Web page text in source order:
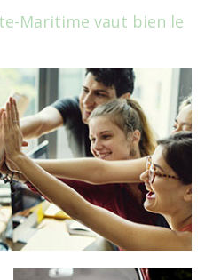
Maritime vaut bien le